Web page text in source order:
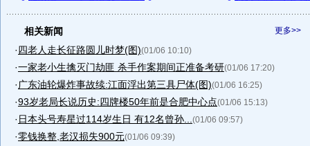
更多>>
相关新闻
·四老人走长征路圆儿时梦(图)(01/06 10:10)
·一家老小生擒灭门劫匪 杀手作案期间正准备考研(01/06 17:20)
· 广东油轮爆炸事故续:江面浮出第三具尸体(图)(01/06 16:25)
·93岁老局长说历史:四牌楼50年前是合肥中心点(01/06 15:13)
· 日本头号寿星过114岁生日 有12名曾孙... (01/06 09:57)
·零钱换整,老汉损失900元(01/06 09:39)